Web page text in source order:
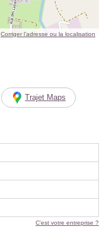
Corriger l’adresse ou la localisation
Trajet Maps
C'est votre entreprise ?